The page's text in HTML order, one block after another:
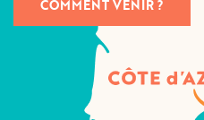
COMMENT VENIR ?